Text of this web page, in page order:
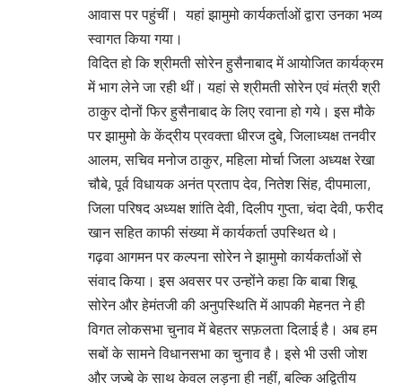
आवास पर पहुंचीं। यहां झामुमो कार्यकर्ताओं द्वारा उनका भव्य
स्वागत किया गया।
विदित हो कि श्रीमती सोरेन हुसैनाबाद में आयोजित कार्यक्रम
में भाग लेने जा रही थीं। यहां से श्रीमती सोरेन एवं मंत्री श्री
ठाकुर दोनों फिर हुसैनाबाद के लिए रवाना हो गये। इस मौके
पर झामुमो के केंद्रीय प्रवक्ता धीरज दुबे, जिलाध्यक्ष तनवीर
आलम, सचिव मनोज ठाकुर, महिला मोर्चा जिला अध्यक्ष रेखा
चौबे, पूर्व विधायक अनंत प्रताप देव, नितेश सिंह, दीपमाला,
जिला परिषद अध्यक्ष शांति देवी, दिलीप गुप्ता, चंदा देवी, फरीद
खान सहित काफी संख्या में कार्यकर्ता उपस्थित थे।
गढ़वा आगमन पर कल्पना सोरेन ने झामुमो कार्यकर्ताओं से
संवाद किया। इस अवसर पर उन्होंने कहा कि बाबा शिबू
सोरेन और हेमंतजी की अनुपस्थिति में आपकी मेहनत ने ही
विगत लोकसभा चुनाव में बेहतर सफ़लता दिलाई है। अब हम
सबों के सामने विधानसभा का चुनाव है। इसे भी उसी जोश
और जज्बे के साथ केवल लड़ना ही नहीं, बल्कि अद्वितीय